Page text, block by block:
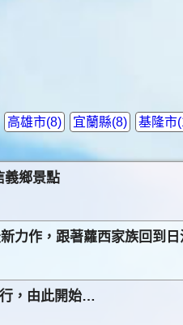
高雄市(8) 宜蘭縣(8) 基隆市
義鄉景點
力作，跟著蘿西家族回到
行，由此開始…